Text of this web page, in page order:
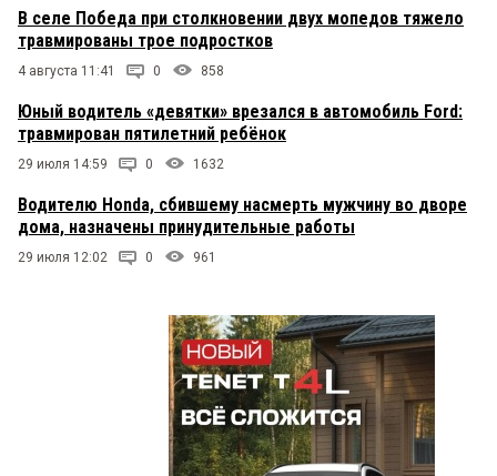
В селе Победа при столкновении двух мопедов тяжело
травмированы трое подростков
4 августа 11:41 0 858
Юный водитель «девятки» врезался в автомобиль Ford:
травмирован пятилетний ребёнок
29 июля 14:59 0 1632
Водителю Honda, сбившему насмерть мужчину во дворе
дома, назначены принудительные работы
29 июля 12:02 0 961